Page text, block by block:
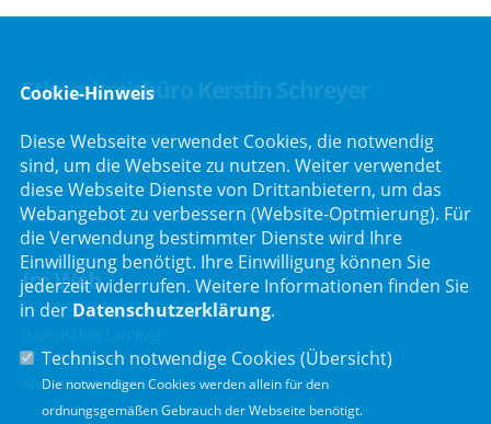
Stimmkreisbüro Kerstin Schreyer
Parkstraße 19
82008 Unterhaching
Telefon :089/66557816
Telefax : 089/66557818
Im Web
CSU Fraktion
Anmeldung Rundmail
Cookie-Hinweis
Diese Webseite verwendet Cookies, die notwendig
sind, um die Webseite zu nutzen. Weiter verwendet
diese Webseite Dienste von Drittanbietern, um das
Webangebot zu verbessern (Website-Optmierung). Für
die Verwendung bestimmter Dienste wird Ihre
Einwilligung benötigt. Ihre Einwilligung können Sie
jederzeit widerrufen. Weitere Informationen finden Sie
in der Datenschutzerklärung.
Technisch notwendige Cookies (Übersicht)
Die notwendigen Cookies werden allein für den
ordnungsgemäßen Gebrauch der Webseite benötigt.